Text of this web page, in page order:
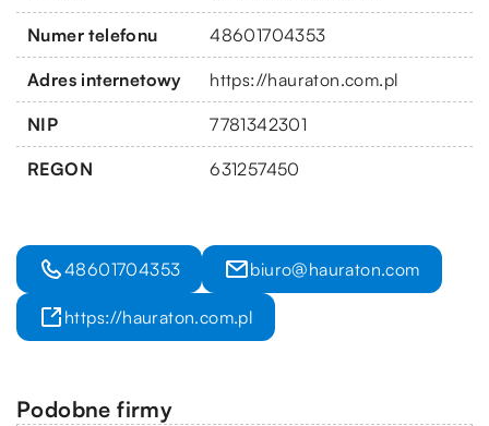
Numer telefonu 48601704353
Adres internetowy https://hauraton.com.pl
NIP 7781342301
REGON 631257450
48601704353 biuro@hauraton.com
https://hauraton.com.pl
Podobne firmy